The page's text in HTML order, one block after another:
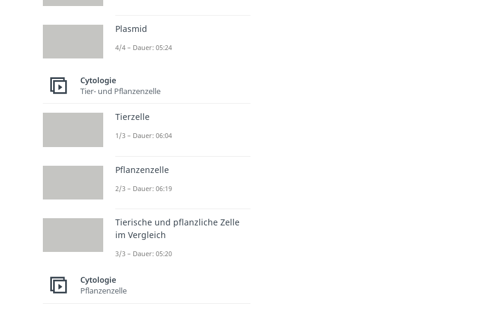
Plasmid
4/4 – Dauer: 05:24
Cytologie
Tier- und Pflanzenzelle
Tierzelle
1/3 – Dauer: 06:04
Pflanzenzelle
2/3 – Dauer: 06:19
Tierische und pflanzliche Zelle
im Vergleich
3/3 – Dauer: 05:20
Cytologie
Pflanzenzelle